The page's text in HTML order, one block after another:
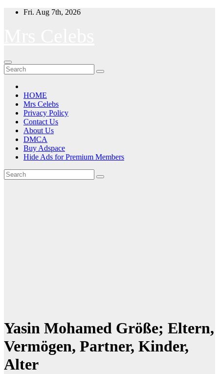
Skip
Fri. Aug 7th, 2026
HOME
Mrs Celebs
Privacy Policy
Contact Us
About Us
DMCA
Buy Adspace
Hide Ads for Premium Members
Yasin Mohamed Größe; Eltern,
Vermögen, Partner, Kinder,
Alter